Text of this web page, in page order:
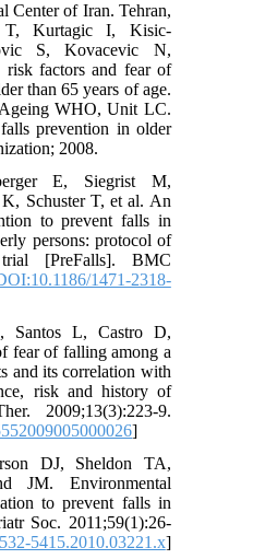
Center of Iran. Tehran,
T, Kurtagic I, Kisic‐
S, Kovacevic N,
risk factors and fear of
than 65 years of age.
Ageing WHO, Unit LC.
falls prevention in older
2008.
E, Siegrist M,
K, Schuster T, et al. An
to prevent falls in
persons: protocol of
trial [PreFalls]. BMC
DOI:10.1186/1471-2318-
Santos L, Castro D,
fear of falling among a
and its correlation with
risk and history of
2009;13(3):223-9.
DJ, Sheldon TA,
JM. Environmental
to prevent falls in
Soc. 2011;59(1):26-
5415.2010.03221.x